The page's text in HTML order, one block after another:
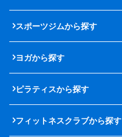
スポーツジムから探す
ヨガから探す
ピラティスから探す
フィットネスクラブから探す